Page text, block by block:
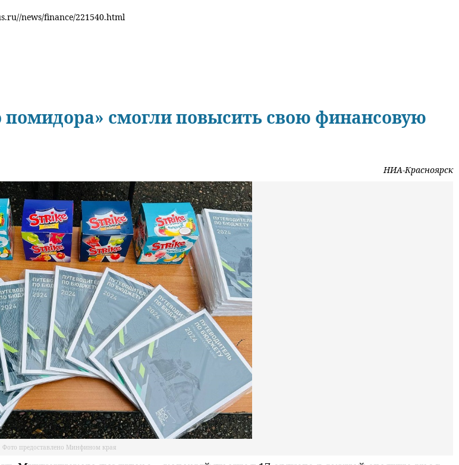
news/finance/221540.html
помидора» смогли повысить свою финансовую
НИА-Красноярск
Фото предоставлено Минфином края